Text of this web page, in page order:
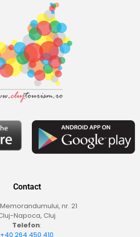
Contact
nr. 21
Napoca, Cluj
Telefon:
+40 264 450 410